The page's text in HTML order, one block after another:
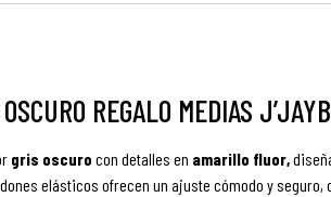
REGALO MEDIAS
gris oscuro con detalles en amarillo fluor,
elásticos ofrecen un ajuste cómodo y seguro,